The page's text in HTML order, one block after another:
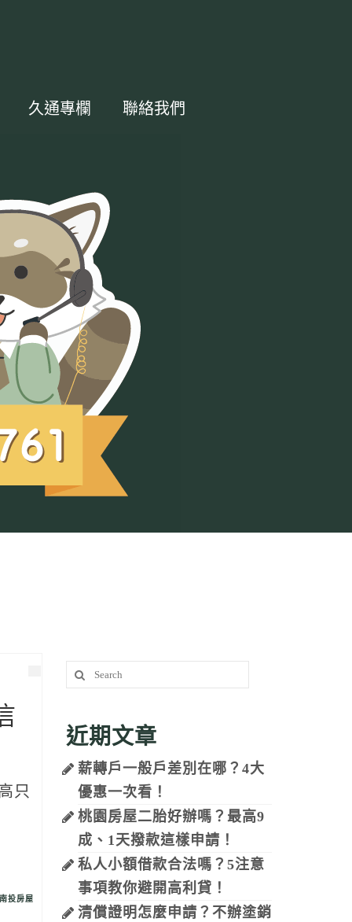
久通專欄 聯絡我們
只
投房屋
Search
for:
近期文章
薪轉戶一般戶差別在哪？4大
優惠一次看！
桃園房屋二胎好辦嗎？最高9
成、1天撥款這樣申請！
私人小額借款合法嗎？5注意
事項教你避開高利貸！
清償證明怎麼申請？不辦塗銷